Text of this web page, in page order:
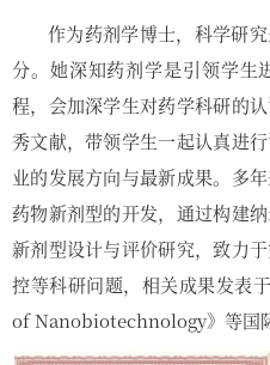
作为药剂学博士，科学研
分。她深知药剂学是引领学生
程，会加深学生对药学科研的
秀文献，带领学生一起认真进
业的发展方向与最新成果。多
药物新剂型的开发，通过构建
新剂型设计与评价研究，致力
控等科研问题，相关成果发表
of Nanobiotechnology》等国